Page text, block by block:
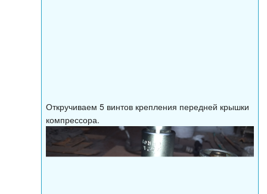
Откручиваем 5 винтов крепления передней крышки
компрессора.